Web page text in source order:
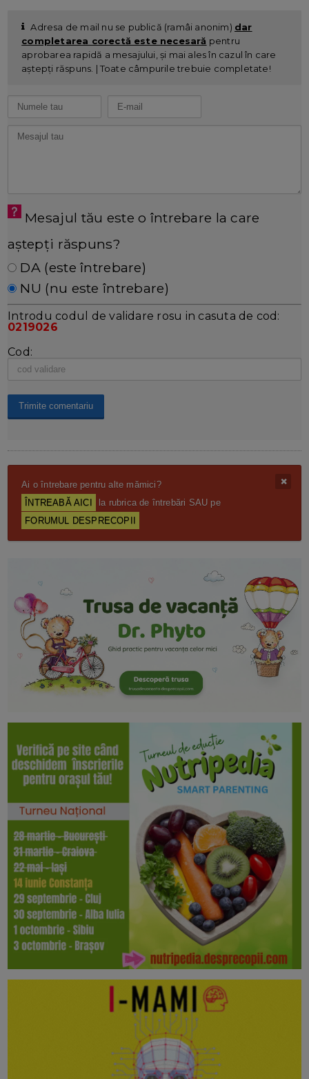
Adresa de mail nu se publică (ramâi anonim) dar
completarea corectă este necesară pentru
aprobarea rapidă a mesajului, și mai ales în cazul în care
aștepți răspuns. | Toate câmpurile trebuie completate!
Mesajul tău este o întrebare la care
aștepți răspuns?
DA (este întrebare)
NU (nu este întrebare)
Introdu codul de validare rosu in casuta de cod:
0219026
Cod:
Ai o întrebare pentru alte mămici?
ÎNTREABĂ AICI
la rubrica de întrebări SAU pe
FORUMUL DESPRECOPII